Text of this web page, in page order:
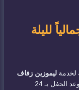
لليلة
ليموزين زفاف
لبروتوكول تجهيز صارم يبدأ قبل موعد الحفل بـ 24